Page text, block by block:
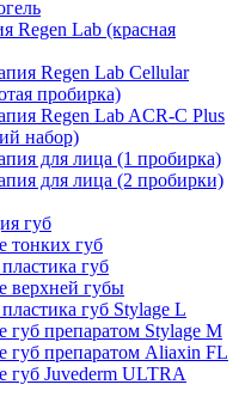
Regen Lab (красная
Regen Lab Cellular
пробирка)
Regen Lab ACR-C Plus
набор)
для лица (1 пробирка)
для лица (2 пробирки)
губ
тонких губ
губ
верхней губы
губ Stylage L
губ препаратом Stylage M
губ препаратом Aliaxin FL
губ Juvederm ULTRA